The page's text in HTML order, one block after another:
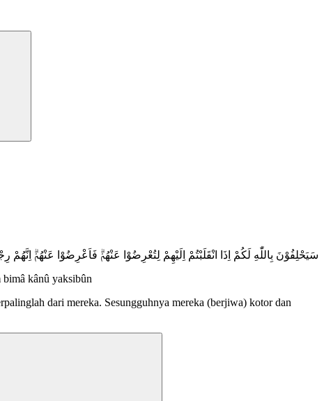
سَيَحْلِفُوْنَ بِاللّٰهِ لَكُمْ اِذَا انْقَلَبْتُمْ اِلَيْهِمْ لِتُعْرِضُوْا عَنْهُمْۗ فَاَعْرِضُوْا عَنْهُمْۗ
kânû yaksibûn
dari mereka. Sesungguhnya mereka (berjiwa) kotor dan